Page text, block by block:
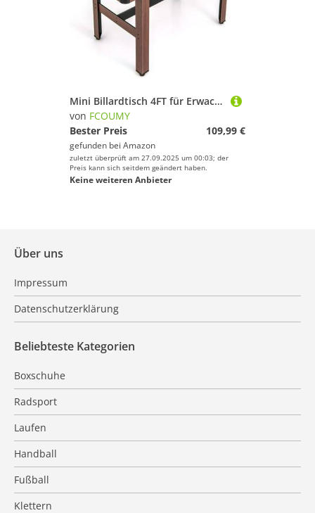
Mini Billardtisch 4FT für Erwachsene & Kinder, Tischspiel Pool-Billardtische Tischbillardmit 2 Queues 2 Kreiden 16 Bällen Dreieck & Bürste 122 x 61 x 76 cm
von FCOUMY
Bester Preis
109,99 €
gefunden bei Amazon
zuletzt überprüft am 27.09.2025 um 00:03; der
Preis kann sich seitdem geändert haben.
Keine weiteren Anbieter
Über uns
Impressum
Datenschutzerklärung
Beliebteste Kategorien
Boxschuhe
Radsport
Laufen
Handball
Fußball
Klettern